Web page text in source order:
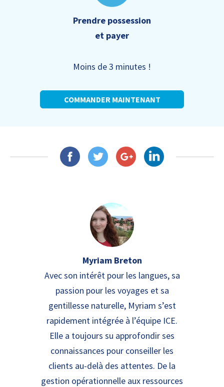
Prendre possession
et payer
Moins de 3 minutes !
COMMANDER MAINTENANT
Myriam Breton
Avec son intérêt pour les langues, sa
passion pour les voyages et sa
gentillesse naturelle, Myriam s’est
rapidement intégrée à l’équipe ICE.
Elle a toujours su approfondir ses
connaissances pour conseiller les
clients au-delà des attentes. De la
gestion opérationnelle aux ressources